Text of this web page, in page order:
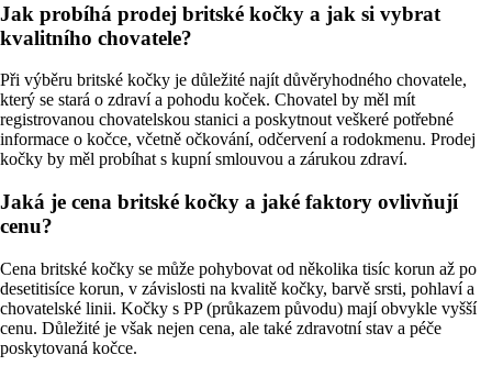
Jak probíhá prodej britské kočky a jak si vybrat
kvalitního chovatele?
Při výběru britské kočky je důležité najít důvěryhodného chovatele,
který se stará o zdraví a pohodu koček. Chovatel by měl mít
registrovanou chovatelskou stanici a poskytnout veškeré potřebné
informace o kočce, včetně očkování, odčervení a rodokmenu. Prodej
kočky by měl probíhat s kupní smlouvou a zárukou zdraví.
Jaká je cena britské kočky a jaké faktory ovlivňují
cenu?
Cena britské kočky se může pohybovat od několika tisíc korun až po
desetitisíce korun, v závislosti na kvalitě kočky, barvě srsti, pohlaví a
chovatelské linii. Kočky s PP (průkazem původu) mají obvykle vyšší
cenu. Důležité je však nejen cena, ale také zdravotní stav a péče
poskytovaná kočce.